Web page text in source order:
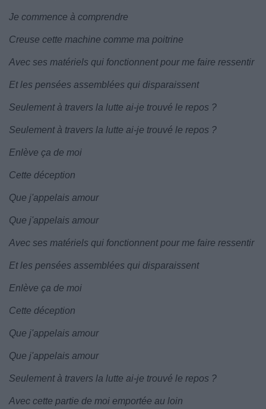
Je commence à comprendre
Creuse cette machine comme ma poitrine
Avec ses matériels qui fonctionnent pour me faire ressentir
Et les pensées assemblées qui disparaissent
Seulement à travers la lutte ai-je trouvé le repos ?
Seulement à travers la lutte ai-je trouvé le repos ?
Enlève ça de moi
Cette déception
Que j'appelais amour
Que j'appelais amour
Avec ses matériels qui fonctionnent pour me faire ressentir
Et les pensées assemblées qui disparaissent
Enlève ça de moi
Cette déception
Que j'appelais amour
Que j'appelais amour
Seulement à travers la lutte ai-je trouvé le repos ?
Avec cette partie de moi emportée au loin